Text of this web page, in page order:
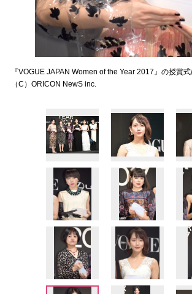
『VOGUE JAPAN Women of the Year 2017』の授賞
（C）ORICON NewS inc.